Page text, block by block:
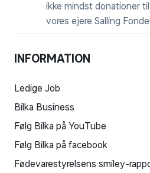
ikke mindst donationer
vores ejere Salling
INFORMATION
Ledige Job
Bilka Business
Følg Bilka på YouTube
Følg Bilka på facebook
Fødevarestyrelsens smiley-